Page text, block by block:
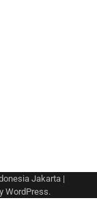
Jakarta |
WordPress.